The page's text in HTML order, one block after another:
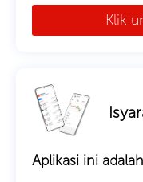
Klik
Aplikasi ini